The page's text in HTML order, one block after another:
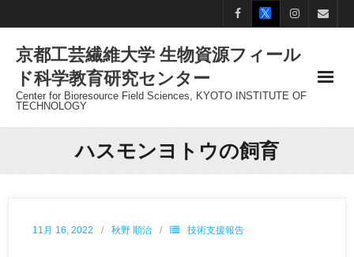
to
content
京都工芸繊維大学 生物資源フィール
ド科学教育研究センター
Center for Bioresource Field Sciences, KYOTO INSTITUTE OF
TECHNOLOGY
ハスモンヨトウの飼育
11月 16, 2022 秋野 順治 技術支援報告